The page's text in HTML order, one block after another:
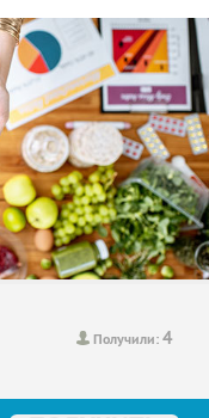
Получили:4